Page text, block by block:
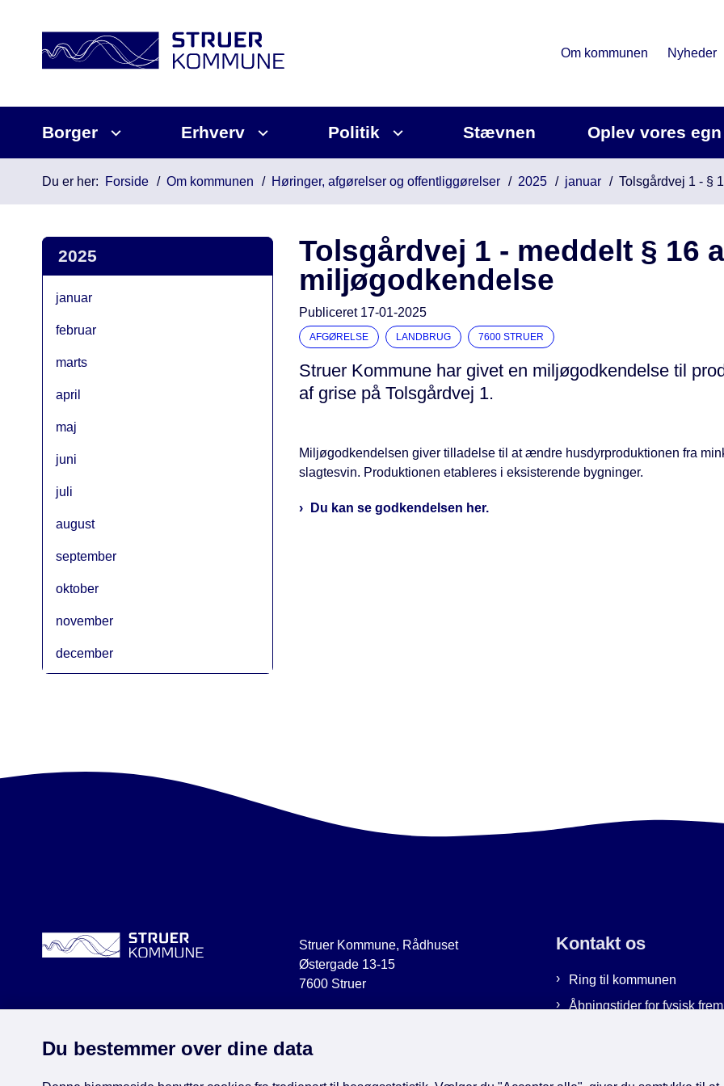
Om kommunen Nyheder
Borger Erhverv Politik Stævnen Oplev vores egn
Du er her: Forside Om kommunen Høringer, afgørelser og offentliggørelser 2025 januar Tolsgårdvej 1 - §
2025
januar
februar
marts
april
maj
juni
juli
august
september
oktober
november
december
Tolsgårdvej 1 - meddelt § 16 a
miljøgodkendelse
Publiceret 17-01-2025
AFGØRELSE LANDBRUG 7600 STRUER
Struer Kommune har givet en miljøgodkendelse til
af grise på Tolsgårdvej 1.
Miljøgodkendelsen giver tilladelse til at ændre husdyrproduktionen fra
slagtesvin. Produktionen etableres i eksisterende bygninger.
Du kan se godkendelsen her.
Struer Kommune, Rådhuset
Østergade 13-15
7600 Struer
Kontakt os
Ring til kommunen
Åbningstider for fysisk
Du bestemmer over dine data